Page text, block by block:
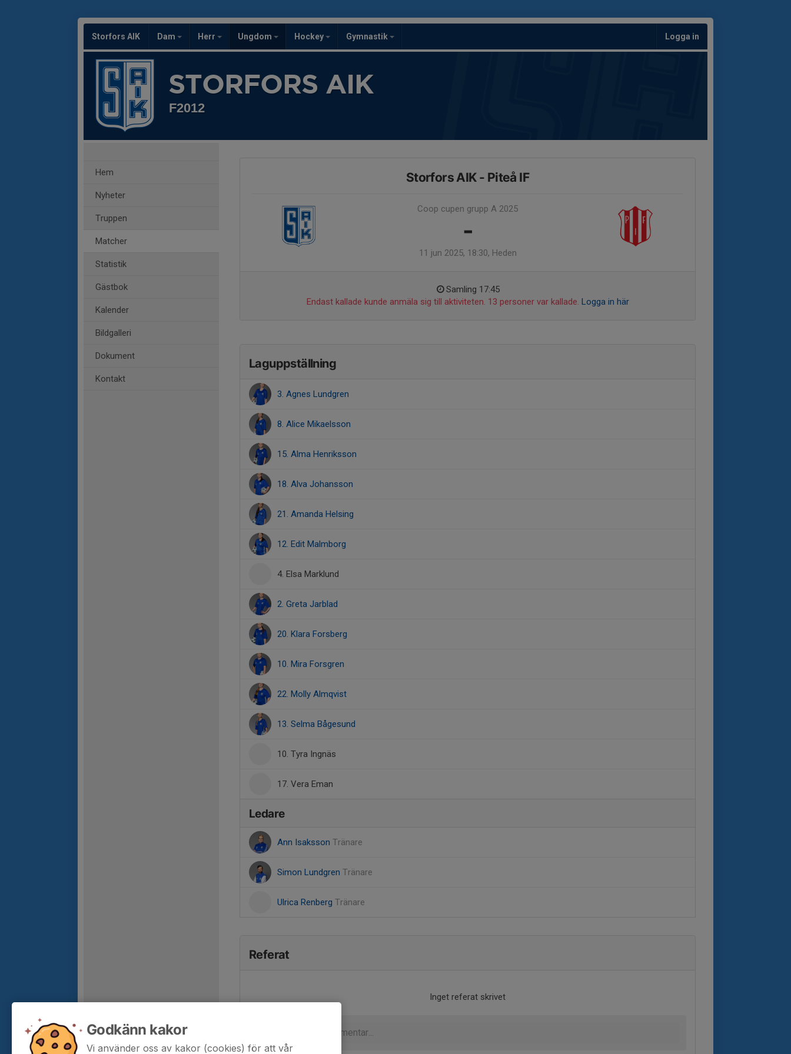
Storfors AIK Dam Herr Ungdom Hockey Gymnastik Logga in
STORFORS AIK
F2012
Hem
Nyheter
Truppen
Matcher
Statistik
Gästbok
Kalender
Bildgalleri
Dokument
Kontakt
Storfors AIK - Piteå IF
Coop cupen grupp A 2025
-
11 jun 2025, 18:30, Heden
Samling 17:45
Endast kallade kunde anmäla sig till aktiviteten. 13 personer var kallade. Logga in här
Laguppställning
3. Agnes Lundgren
8. Alice Mikaelsson
15. Alma Henriksson
18. Alva Johansson
21. Amanda Helsing
12. Edit Malmborg
4. Elsa Marklund
2. Greta Jarblad
20. Klara Forsberg
10. Mira Forsgren
22. Molly Almqvist
13. Selma Bågesund
10. Tyra Ingnäs
17. Vera Eman
Ledare
Ann Isaksson Tränare
Simon Lundgren Tränare
Ulrica Renberg Tränare
Referat
Inget referat skrivet
Godkänn kakor
Vi använder oss av kakor (cookies) för att vår